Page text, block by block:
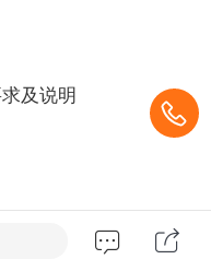
及说明